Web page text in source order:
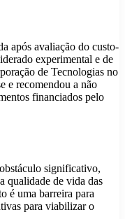
após avaliação do custo-
experimental e de
de Tecnologias no
e recomendou a não
financiados pelo
significativo,
qualidade de vida das
é uma barreira para
para viabilizar o